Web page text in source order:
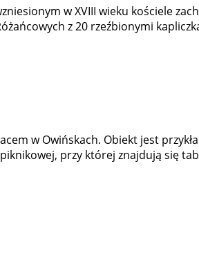
w XVIII wieku kościele
z 20 rzeźbionymi
w Owińskach. Obiekt jest
przy której znajdują się